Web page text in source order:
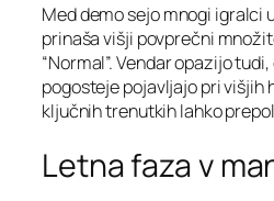
Med demo sejo mnogi igralci
prinaša višji povprečni
“Normal”. Vendar opazijo
pogosteje pojavljajo pri višjih
ključnih trenutkih lahko
Letna faza v